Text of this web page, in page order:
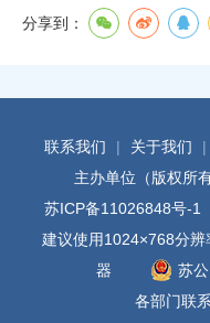
分享到：
联系我们 | 关于我们 |
主办单位（版权
苏ICP备11026848号-1
建议使用1024×768分
器
苏
各部门联